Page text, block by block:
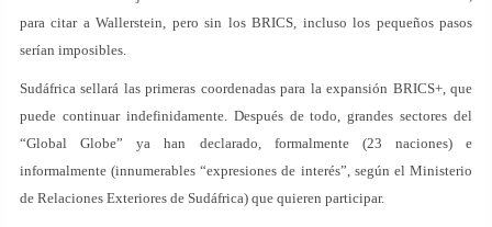
para citar a Wallerstein, pero sin los BRICS, incluso los pequeños pasos
serían imposibles.
Sudáfrica sellará las primeras coordenadas para la expansión BRICS+, que
puede continuar indefinidamente. Después de todo, grandes sectores del
“Global Globe” ya han declarado, formalmente (23 naciones) e
informalmente (innumerables “expresiones de interés”, según el Ministerio
de Relaciones Exteriores de Sudáfrica) que quieren participar.